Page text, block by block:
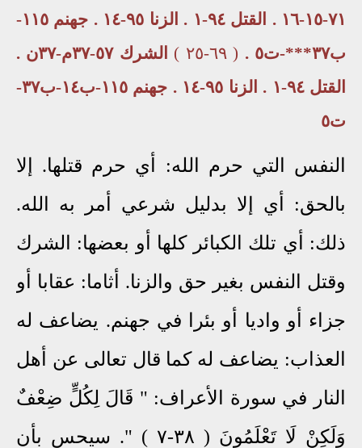
٧١-١٥-١٦ . القتل ٩٤-١ . الزنا ٩٥-١٤ . جهنم ١١٥-
ب٣٧***-ت٥ .
( ٦٩-٢٥ )
الشرك ٥٧-٣٧م-٣٧ن .
القتل ٩٤-١ . الزنا ٩٥-١٤ . جهنم ١١٥-ب١٤-ب٣٧-
ت٥
النفس التي حرم الله: أي حرم قتلها. إلا
بالحق: أي إلا بدليل شرعي أمر به الله.
ذلك: أي تلك الكبائر كلها أو بعضها: الشرك
وقتل النفس بغير حق والزنا. أثاما: عقابا أو
جزاء أو واديا أو بئرا في جهنم. يضاعف له
العذاب: يضاعف له كما قال تعالى عن أهل
النار في سورة الأعراف: " قَالَ لِكُلٍّ ضِعْفٌ
وَلَكِنْ لَا تَعْلَمُونَ ( ٣٨-٧ ) ". سيحس بأن